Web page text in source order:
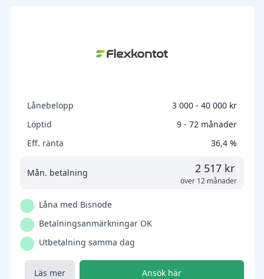
Lånebelopp
3 000 - 40 000 kr
Löptid
9 - 72 månader
Eff. ränta
36,4 %
Mån. betalning 2 517 kr
över 12 månader
Låna med Bisnode
Betalningsanmärkningar OK
Utbetalning samma dag
Läs mer Ansök här